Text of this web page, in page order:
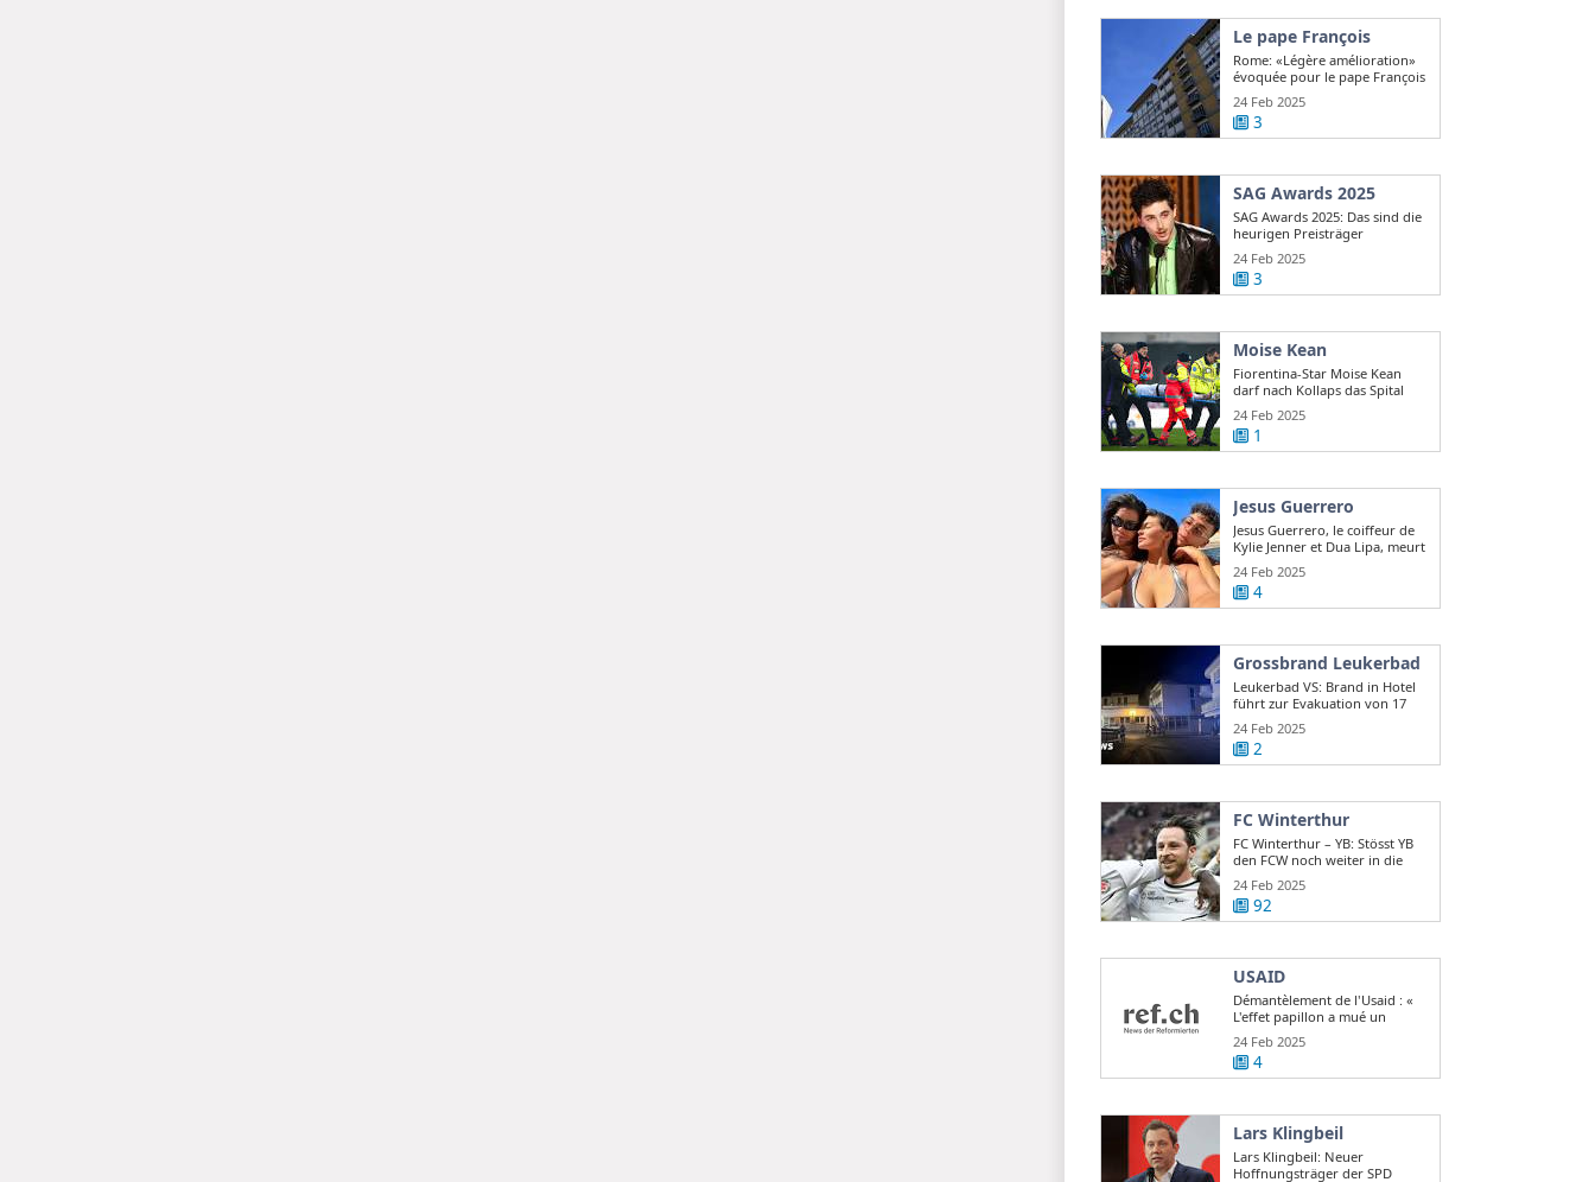
Le pape François
Rome: «Légère amélioration»
évoquée pour le pape François
24 Feb 2025
3
SAG Awards 2025
SAG Awards 2025: Das sind die
heurigen Preisträger
24 Feb 2025
3
Moise Kean
Fiorentina-Star Moise Kean
darf nach Kollaps das Spital
verlassen
24 Feb 2025
1
Jesus Guerrero
Jesus Guerrero, le coiffeur de
Kylie Jenner et Dua Lipa, meurt
...24 Feb 2025
4
Grossbrand Leukerbad
Leukerbad VS: Brand in Hotel
führt zur Evakuation von 17
Gästen
24 Feb 2025
2
FC Winterthur
FC Winterthur – YB: Stösst YB
den FCW noch weiter in die
Krise?
24 Feb 2025
92
USAID
Démantèlement de l'Usaid : «
L'effet papillon a mué un
scandale d ...
24 Feb 2025
4
Lars Klingbeil
Lars Klingbeil: Neuer
Hoffnungsträger der SPD